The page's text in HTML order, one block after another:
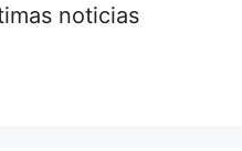
noticias